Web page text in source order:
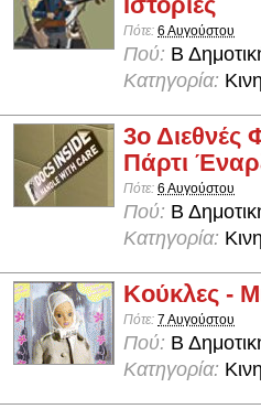
Πότε: 6 Αυγούστου
Πού: Β
Κατηγορία:
3ο Διεθνές
Πάρτι
Πότε: 6 Αυγούστου
Πού: Β
Κατηγορία:
Κούκλες -
Πότε: 7 Αυγούστου
Πού: Β
Κατηγορία: